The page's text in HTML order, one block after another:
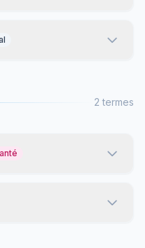
2 termes